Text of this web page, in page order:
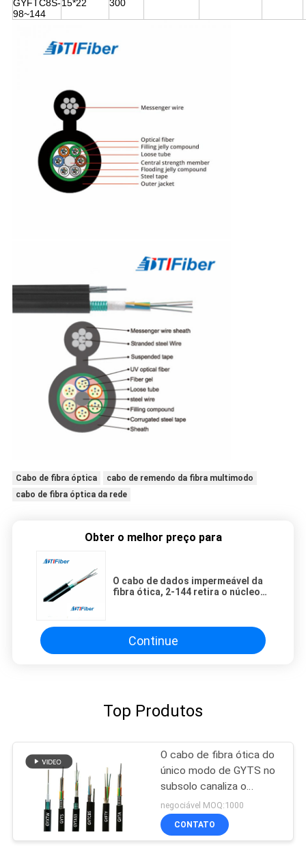
GYFTC8S-
98~144
15*22 300
Cabo de fibra óptica
cabo de remendo da fibra multimodo
cabo de fibra óptica da rede
Obter o melhor preço para
O cabo de dados impermeável da
fibra ótica, 2-144 retira o núcleo
Continue
Top Produtos
O cabo de fibra ótica do
único modo de GYTS no
subsolo canaliza o
enterro direto
negociável MOQ:1000
CONTATO